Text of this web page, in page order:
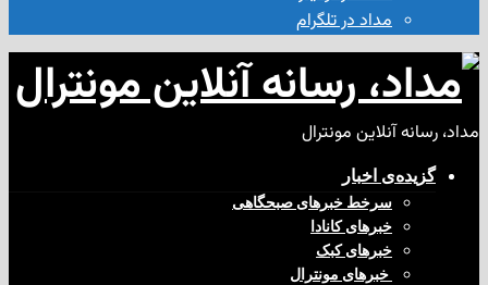
مداد در تلگرام
مونترال
اخبار
سرخط خبرهای صبحگاهی
خبرهای کانادا
خبرهای کبک
‌ خبرهای مونترال